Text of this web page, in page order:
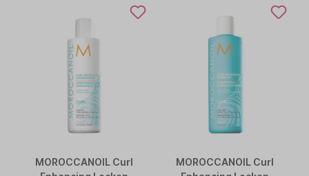
MOROCCANOIL Curl
MOROCCANOIL Curl